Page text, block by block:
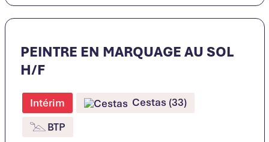
PEINTRE EN MARQUAGE AU SOL
H/F
Intérim
Cestas (33)
BTP